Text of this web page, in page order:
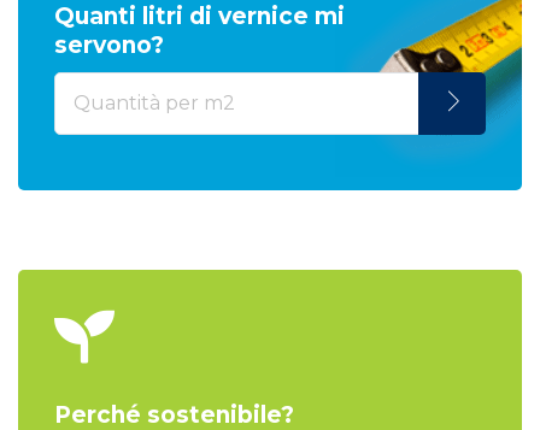
Quanti litri di vernice mi
servono?
Perché sostenibile?